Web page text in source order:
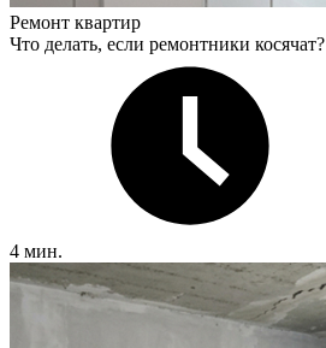
Ремонт квартир
Что делать, если ремонтники косячат?
4 мин.